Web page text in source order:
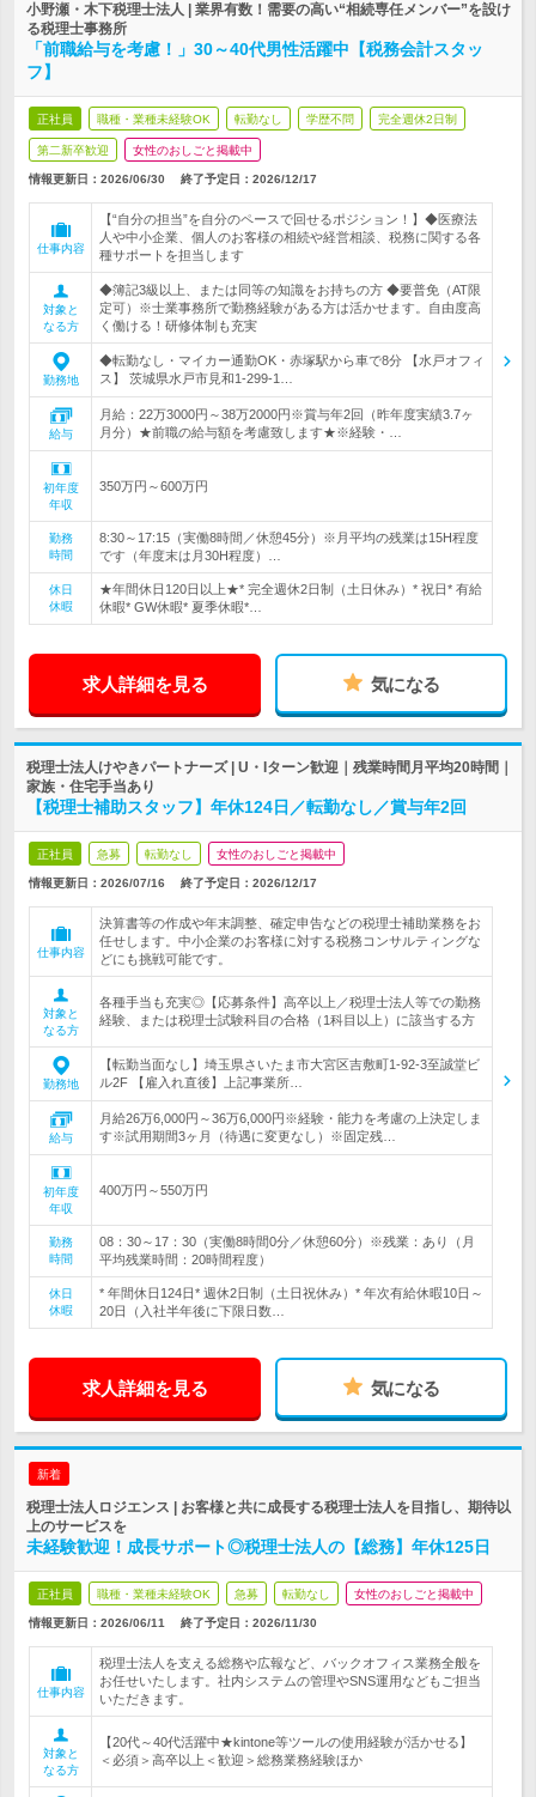
小野瀬・木下税理士法人 | 業界有数！需要の高い“相続専任メンバー”を設け
る税理士事務所
「前職給与を考慮！」30～40代男性活躍中【税務会計スタッ
フ】
正社員 職種・業種未経験OK 転勤なし 学歴不問 完全週休2日制
第二新卒歓迎 女性のおしごと掲載中
情報更新日：2026/06/30 終了予定日： 2026/12/17
仕事内容
【“自分の担当”を自分のペースで回せるポジション！】◆医療法
人や中小企業、個人のお客様の相続や経営相談、税務に関する各
種サポートを担当します
対象と
なる方
◆簿記3級以上、または同等の知識をお持ちの方 ◆要普免（AT限
定可）※士業事務所で勤務経験がある方は活かせます。自由度高
く働ける！研修体制も充実
勤務地
◆転勤なし・マイカー通勤OK・赤塚駅から車で8分 【水戸オフィ
ス】 茨城県水戸市見和1-299-1…
給与
月給：22万3000円～38万2000円※賞与年2回（昨年度実績3.7ヶ
月分）★前職の給与額を考慮致します★※経験・…
初年度
年収
350万円～600万円
勤務
時間
8:30～17:15（実働8時間／休憩45分）※月平均の残業は15H程度
です（年度末は月30H程度）…
休日
休暇
★年間休日120日以上★* 完全週休2日制（土日休み）* 祝日* 有給
休暇* GW休暇* 夏季休暇*…
求人詳細を見る 気になる
税理士法人けやきパートナーズ | U・Iターン歓迎｜残業時間月平均20時間｜
家族・住宅手当あり
【税理士補助スタッフ】年休124日／転勤なし／賞与年2回
正社員 急募 転勤なし 女性のおしごと掲載中
情報更新日：2026/07/16 終了予定日： 2026/12/17
仕事内容
決算書等の作成や年末調整、確定申告などの税理士補助業務をお
任せします。中小企業のお客様に対する税務コンサルティングな
どにも挑戦可能です。
対象と
なる方
各種手当も充実◎【応募条件】高卒以上／税理士法人等での勤務
経験、または税理士試験科目の合格（1科目以上）に該当する方
勤務地
【転勤当面なし】埼玉県さいたま市大宮区吉敷町1-92-3至誠堂ビ
ル2F 【雇入れ直後】上記事業所…
給与
月給26万6,000円～36万6,000円※経験・能力を考慮の上決定しま
す※試用期間3ヶ月（待遇に変更なし）※固定残…
初年度
年収
400万円～550万円
勤務
時間
08：30～17：30（実働8時間0分／休憩60分）※残業：あり（月
平均残業時間：20時間程度）
休日
休暇
* 年間休日124日* 週休2日制（土日祝休み）* 年次有給休暇10日～
20日（入社半年後に下限日数…
求人詳細を見る 気になる
新着
税理士法人ロジエンス | お客様と共に成長する税理士法人を目指し、期待以
上のサービスを
未経験歓迎！成長サポート◎税理士法人の【総務】年休125日
正社員 職種・業種未経験OK 急募 転勤なし 女性のおしごと掲載中
情報更新日：2026/06/11 終了予定日： 2026/11/30
仕事内容
税理士法人を支える総務や広報など、バックオフィス業務全般を
お任せいたします。社内システムの管理やSNS運用などもご担当
いただきます。
対象と
なる方
【20代～40代活躍中★kintone等ツールの使用経験が活かせる】
＜必須＞高卒以上＜歓迎＞総務業務経験ほか